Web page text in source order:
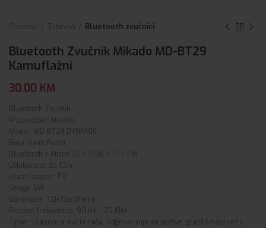
Bluetooth zvučnici
Bluetooth Zvučnik Mikado MD-BT29
Kamuflažni
30.00 KM
Bluetooth Zvučnik
Proizvođač: Mikado
Model: MD-BT29 DYNAMIC
Boja: Kamuflažni
Bluetooth + Micro SD + USB + TF + FM
Udaljenost do 10m
Ulazni napon: 5V
Snaga: 5W
Dimenzije : 131x78x117mm
Raspon frekvencije: 90 Hz – 20 KHz
Tipke : Glasnoća, način rada, odgovaranje na pozive, glazba naprijed /